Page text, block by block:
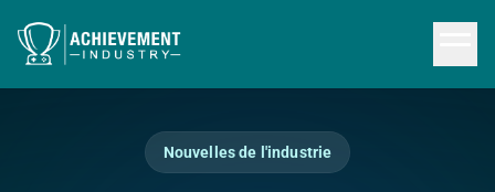
Nouvelles de l'industrie